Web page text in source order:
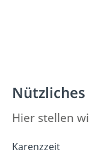
Nützliches
Hier stellen
Karenzzeit